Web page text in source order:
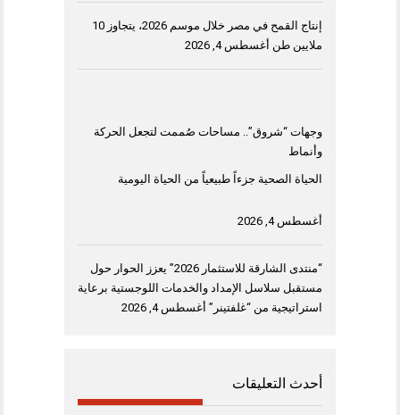
إنتاج القمح في مصر خلال موسم 2026، يتجاوز 10
ملايين طن أغسطس 4, 2026
وجهات “شروق”.. مساحات صُممت لتجعل الحركة
وأنماط
الحياة الصحية جزءاً طبيعياً من الحياة اليومية
أغسطس 4, 2026
“منتدى الشارقة للاستثمار 2026” يعزز الحوار حول
مستقبل سلاسل الإمداد والخدمات اللوجستية برعاية
استراتيجية من “غلفتينر” أغسطس 4, 2026
أحدث التعليقات